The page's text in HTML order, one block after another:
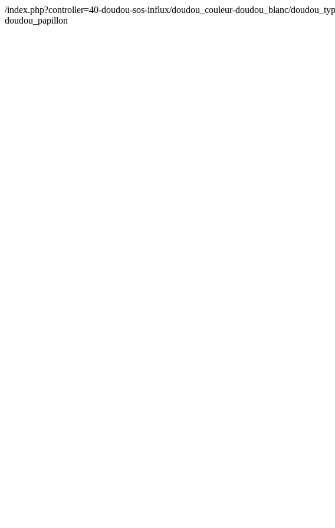
/index.php?controller=40-doudou-sos-influx/doudou_couleur-doudou_blanc/
doudou_papillon